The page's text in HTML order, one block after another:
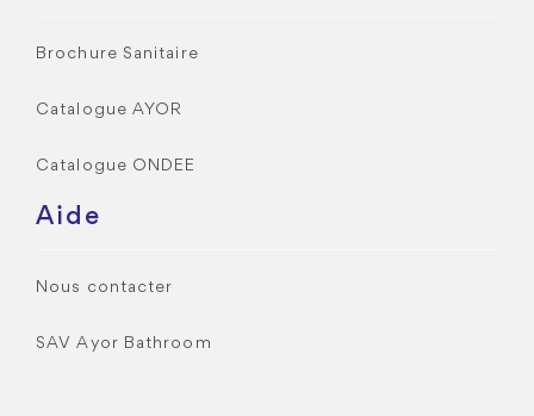
Brochure Sanitaire
Catalogue AYOR
Catalogue ONDEE
Aide
Nous contacter
SAV Ayor Bathroom